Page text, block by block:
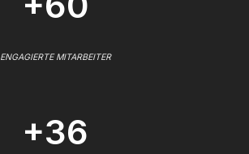
ENGAGIERTE MITARBEITER
+36